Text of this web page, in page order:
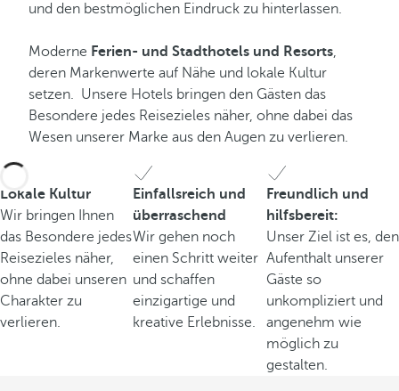
und den bestmöglichen Eindruck zu hinterlassen.
Moderne Ferien- und Stadthotels und Resorts,
deren Markenwerte auf Nähe und lokale Kultur
setzen. Unsere Hotels bringen den Gästen das
Besondere jedes Reisezieles näher, ohne dabei das
Wesen unserer Marke aus den Augen zu verlieren.
Lokale Kultur
Wir bringen Ihnen
das Besondere jedes
Reisezieles näher,
ohne dabei unseren
Charakter zu
verlieren.
Einfallsreich und
überraschend
Wir gehen noch
einen Schritt weiter
und schaffen
einzigartige und
kreative Erlebnisse.
Freundlich und
hilfsbereit:
Unser Ziel ist es, den
Aufenthalt unserer
Gäste so
unkompliziert und
angenehm wie
möglich zu
gestalten.